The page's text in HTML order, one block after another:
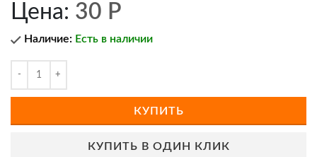
Цена: 30 Р
Наличие: Есть в наличии
КУПИТЬ
КУПИТЬ В ОДИН КЛИК